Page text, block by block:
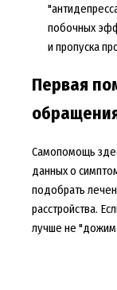
побочных
и пропуска
Первая
Самопомощь
данных о
подобрать
расстройства.
лучше не